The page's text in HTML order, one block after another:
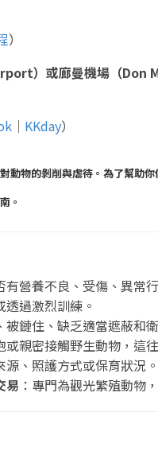
）
）或廊曼機場（Don
｜ KKday）
動物的剝削與虐待。為了幫助
。
有營養不良、受傷、異常
透過激烈訓練。
被鏈住、缺乏適當遮蔽和
或親密接觸野生動物，這
源、照護方式或保育狀況。
易 ：專門為觀光繁殖動物